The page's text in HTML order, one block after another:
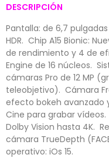
DESCRIPCIÓN
Pantalla: de 6,7 pulgadas
HDR.  Chip A15 Bionic:
de rendimiento y 4 de
Engine de 16 núcleos. 
cámaras Pro de 12 MP
teleobjetivo).  Cámara
efecto bokeh avanzado
Cine para grabar vídeos.
Dolby Vision hasta 4K. 
cámara TrueDepth
operativo: iOs 15.